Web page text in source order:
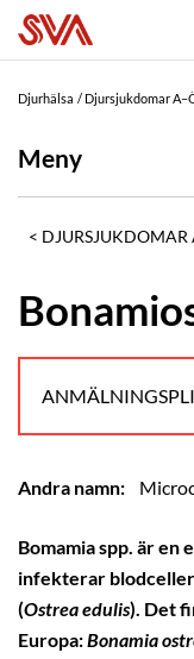
Djurhälsa Djursjukdomar
Meny
DJURSJUKDOMAR
Andra namn:
Bomamia spp. är en
infekterar
(Ostrea edulis). Det
Europa:Bonamia